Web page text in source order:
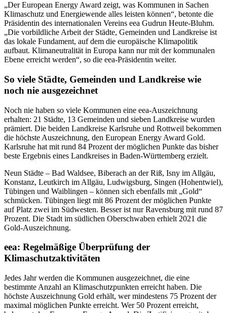
„Der European Energy Award zeigt, was Kommunen in Sachen
Klimaschutz und Energiewende alles leisten können“, betonte die
Präsidentin des internationalen Vereins eea Gudrun Heute-Bluhm.
„Die vorbildliche Arbeit der Städte, Gemeinden und Landkreise ist
das lokale Fundament, auf dem die europäische Klimapolitik
aufbaut. Klimaneutralität in Europa kann nur mit der kommunalen
Ebene erreicht werden“, so die eea-Präsidentin weiter.
So viele Städte, Gemeinden und Landkreise wie
noch nie ausgezeichnet
Noch nie haben so viele Kommunen eine eea-Auszeichnung
erhalten: 21 Städte, 13 Gemeinden und sieben Landkreise wurden
prämiert. Die beiden Landkreise Karlsruhe und Rottweil bekommen
die höchste Auszeichnung, den European Energy Award Gold.
Karlsruhe hat mit rund 84 Prozent der möglichen Punkte das bisher
beste Ergebnis eines Landkreises in Baden-Württemberg erzielt.
Neun Städte – Bad Waldsee, Biberach an der Riß, Isny im Allgäu,
Konstanz, Leutkirch im Allgäu, Ludwigsburg, Singen (Hohentwiel),
Tübingen und Waiblingen – können sich ebenfalls mit „Gold“
schmücken. Tübingen liegt mit 86 Prozent der möglichen Punkte
auf Platz zwei im Südwesten. Besser ist nur Ravensburg mit rund 87
Prozent. Die Stadt im südlichen Oberschwaben erhielt 2021 die
Gold-Auszeichnung.
eea: Regelmäßige Überprüfung der
Klimaschutzaktivitäten
Jedes Jahr werden die Kommunen ausgezeichnet, die eine
bestimmte Anzahl an Klimaschutzpunkten erreicht haben. Die
höchste Auszeichnung Gold erhält, wer mindestens 75 Prozent der
maximal möglichen Punkte erreicht. Wer 50 Prozent erreicht,